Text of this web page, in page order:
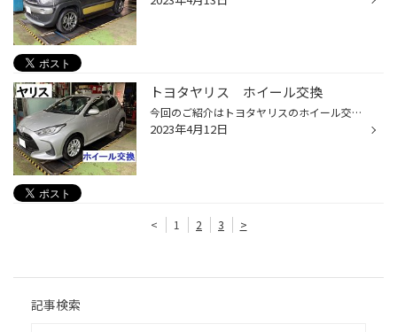
トヨタヤリス ホイール交換
今回のご紹介はトヨタヤリスのホイール交換です。 もともと純正スチールホイールを装着されていましたが あまり派手ではなく、シルバー色のホイールが良いとのご要望から MONZAのZACK JP-325の取り付けとなりました。 ボディー色ともマッチしており、落ち着いた雰囲気になっていますね！！ ご来店、...
2023年4月12日
< 1 2 3 >
記事検索